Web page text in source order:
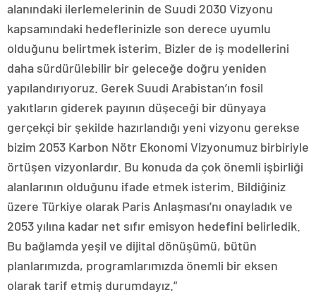
alanındaki ilerlemelerinin de Suudi 2030 Vizyonu
kapsamındaki hedeflerinizle son derece uyumlu
olduğunu belirtmek isterim. Bizler de iş modellerini
daha sürdürülebilir bir geleceğe doğru yeniden
yapılandırıyoruz. Gerek Suudi Arabistan’ın fosil
yakıtların giderek payının düşeceği bir dünyaya
gerçekçi bir şekilde hazırlandığı yeni vizyonu gerekse
bizim 2053 Karbon Nötr Ekonomi Vizyonumuz birbiriyle
örtüşen vizyonlardır. Bu konuda da çok önemli işbirliği
alanlarının olduğunu ifade etmek isterim. Bildiğiniz
üzere Türkiye olarak Paris Anlaşması’nı onayladık ve
2053 yılına kadar net sıfır emisyon hedefini belirledik.
Bu bağlamda yeşil ve dijital dönüşümü, bütün
planlarımızda, programlarımızda önemli bir eksen
olarak tarif etmiş durumdayız.”